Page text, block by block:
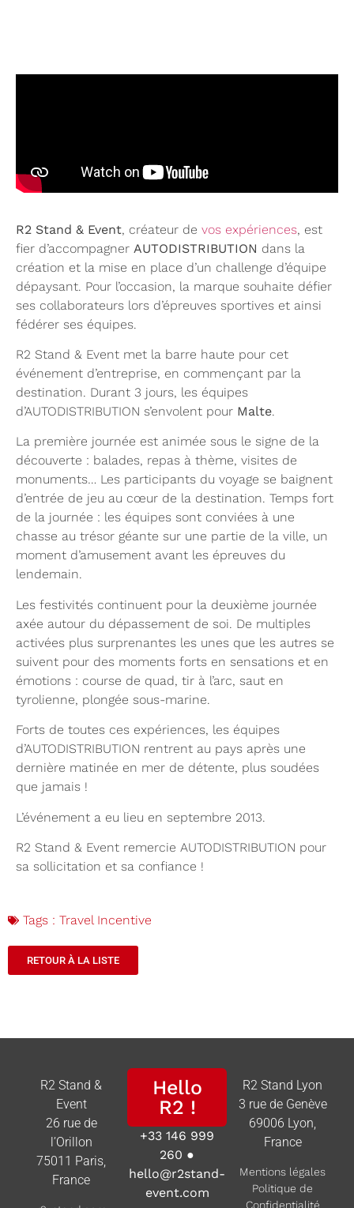
R2 Stand & Event, créateur de vos expériences, est
fier d’accompagner AUTODISTRIBUTION dans la
création et la mise en place d’un challenge d’équipe
dépaysant. Pour l’occasion, la marque souhaite défier
ses collaborateurs lors d’épreuves sportives et ainsi
fédérer ses équipes.
R2 Stand & Event met la barre haute pour cet
événement d’entreprise, en commençant par la
destination. Durant 3 jours, les équipes
d’AUTODISTRIBUTION s’envolent pour Malte.
La première journée est animée sous le signe de la
découverte : balades, repas à thème, visites de
monuments… Les participants du voyage se baignent
d’entrée de jeu au cœur de la destination. Temps fort
de la journée : les équipes sont conviées à une
chasse au trésor géante sur une partie de la ville, un
moment d’amusement avant les épreuves du
lendemain.
Les festivités continuent pour la deuxième journée
axée autour du dépassement de soi. De multiples
activées plus surprenantes les unes que les autres se
suivent pour des moments forts en sensations et en
émotions : course de quad, tir à l’arc, saut en
tyrolienne, plongée sous-marine.
Forts de toutes ces expériences, les équipes
d’AUTODISTRIBUTION rentrent au pays après une
dernière matinée en mer de détente, plus soudées
que jamais !
L’événement a eu lieu en septembre 2013.
R2 Stand & Event remercie AUTODISTRIBUTION pour
sa sollicitation et sa confiance !
Tags : Travel Incentive
RETOUR À LA LISTE
R2 Stand &
Event
26 rue de
l’Orillon
75011 Paris,
France
Hello
R2 !
+33 146 999
260 ●
hello@r2stand-
event.com
R2 Stand Lyon
3 rue de Genève
69006 Lyon,
France
Mentions légales
Politique de
Confidentialité